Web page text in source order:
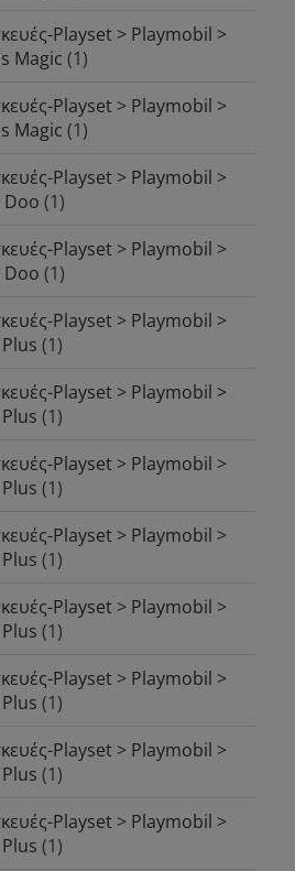
Playset > Playmobil >
Magic (1)
Playset > Playmobil >
Magic (1)
Playset > Playmobil >
Doo (1)
Playset > Playmobil >
Doo (1)
Playset > Playmobil >
(1)
Playset > Playmobil >
(1)
Playset > Playmobil >
(1)
Playset > Playmobil >
(1)
Playset > Playmobil >
(1)
Playset > Playmobil >
(1)
Playset > Playmobil >
(1)
Playset > Playmobil >
(1)